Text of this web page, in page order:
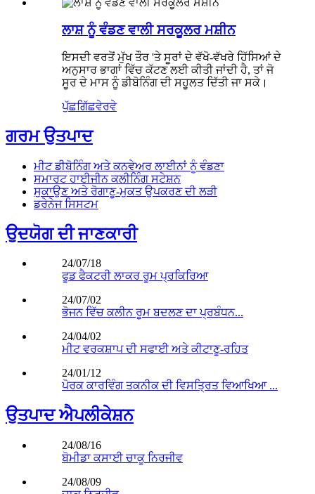
ਲਾਸ਼ ਨੂੰ ਵੰਡਣ ਵਾਲੀ ਸਰਕੂਲਰ ਮਸ਼ੀਨ
ਇਸਦੀ ਵਰਤੋਂ ਮੁੱਖ ਤੌਰ 'ਤੇ ਸੂਰਾਂ ਦੇ ਵੱਖੋ-ਵੱਖਰੇ ਹਿੱਸਿਆਂ ਦੇ
ਅਨੁਸਾਰ ਭਾਗਾਂ ਵਿੱਚ ਕੱਟਣ ਲਈ ਕੀਤੀ ਜਾਂਦੀ ਹੈ, ਤਾਂ ਜੋ
ਸੂਰ ਦੇ ਮਾਸ ਨੂੰ ਡੀਬੋਨਿੰਗ ਦੀ ਸਹੂਲਤ ਦਿੱਤੀ ਜਾ ਸਕੇ।
ਪੁੱਛਗਿੱਛਵੇਰਵੇ
ਗਰਮ ਉਤਪਾਦ
ਮੀਟ ਡੀਬੋਨਿੰਗ ਅਤੇ ਕਨਵੇਅਰ ਲਾਈਨਾਂ ਨੂੰ ਵੰਡਣਾ
ਸਮਾਰਟ ਹਾਈਜੀਨ ਕਲੀਨਿੰਗ ਸਟੇਸ਼ਨ
ਸੁਕਾਉਣ ਅਤੇ ਰੋਗਾਣੂ-ਮੁਕਤ ਉਪਕਰਣ ਦੀ ਲੜੀ
ਡਰੇਨੇਜ ਸਿਸਟਮ
ਉਦਯੋਗ ਦੀ ਜਾਣਕਾਰੀ
24/07/18
ਫੂਡ ਫੈਕਟਰੀ ਲਾਕਰ ਰੂਮ ਪ੍ਰਕਿਰਿਆ
24/07/02
ਭੋਜਨ ਵਿੱਚ ਕਲੀਨ ਰੂਮ ਬਦਲਣ ਦਾ ਪ੍ਰਬੰਧਨ...
24/04/02
ਮੀਟ ਵਰਕਸ਼ਾਪ ਦੀ ਸਫਾਈ ਅਤੇ ਕੀਟਾਣੂ-ਰਹਿਤ
24/01/12
ਪੋਰਕ ਕਾਰਵਿੰਗ ਤਕਨੀਕ ਦੀ ਵਿਸਤ੍ਰਿਤ ਵਿਆਖਿਆ ...
ਉਤਪਾਦ ਐਪਲੀਕੇਸ਼ਨ
24/08/16
ਬੋਮੀਡਾ ਕਸਾਈ ਚਾਕੂ ਨਿਰਜੀਵ
24/08/09